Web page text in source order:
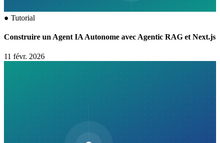
● Tutorial
Construire un Agent IA Autonome avec Agentic RAG et Next.js
11 févr. 2026